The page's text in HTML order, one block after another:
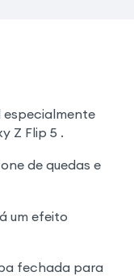
Z Flip 5 .
de quedas e
um efeito
fechada para